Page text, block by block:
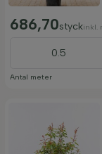
686,70styckinkl.
Antal meter